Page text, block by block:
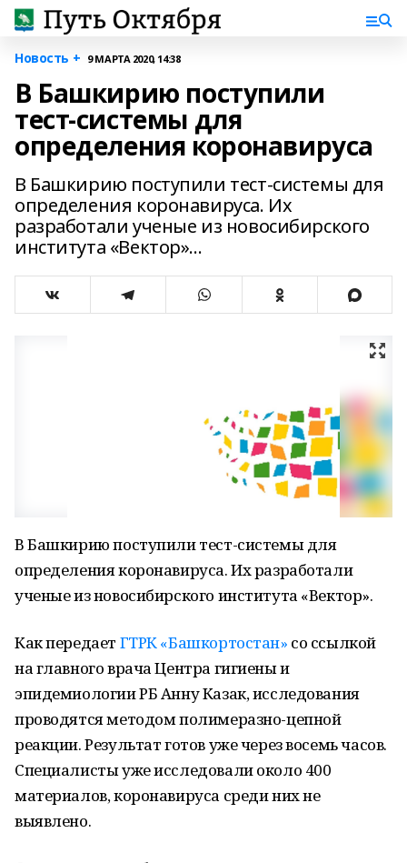
Новость + 9 МАРТА 2020, 14:38
В Башкирию поступили
тест-системы для
определения коронавируса
В Башкирию поступили тест-системы для
определения коронавируса. Их
разработали ученые из новосибирского
института «Вектор»...
В Башкирию поступили тест-системы для
определения коронавируса. Их разработали
ученые из новосибирского института «Вектор».
Как передает ГТРК «Башкортостан» со ссылкой
на главного врача Центра гигиены и
эпидемиологии РБ Анну Казак, исследования
проводятся методом полимеразно-цепной
реакции. Результат готов уже через восемь часов.
Специалисты уже исследовали около 400
материалов, коронавируса среди них не
выявлено.